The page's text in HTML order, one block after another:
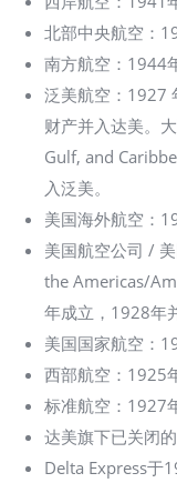
北部中央航空：
南方航空：1944
泛美航空：1927
财产并入达美。
Gulf, and
入泛美。
美国海外航空：
美国航空公司 /
the Americas/
年成立，1928年
美国国家航空：
西部航空：1925
标准航空：1927
达美旗下已关闭
Delta Express于